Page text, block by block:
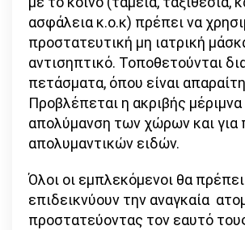
ασφάλεια κ.ο.κ) πρέπει να
προστατευτική μη ιατρική
αντισηπτικό. Τοποθετούνται
πετάσματα, όπου είναι
Προβλέπεται η ακριβής μέριμνα
απολύμανση των χώρων και για
απολυμαντικών ειδών.
Όλοι οι εμπλεκόμενοι θα
επιδεικνύουν την αναγκαία
προστατεύοντας τον εαυτό